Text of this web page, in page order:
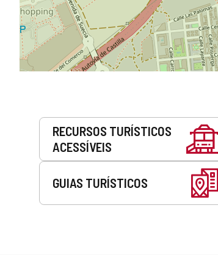
Serviços
RECURSOS TURÍSTICOS
ACESSÍVEIS
GUIAS TURÍSTICOS